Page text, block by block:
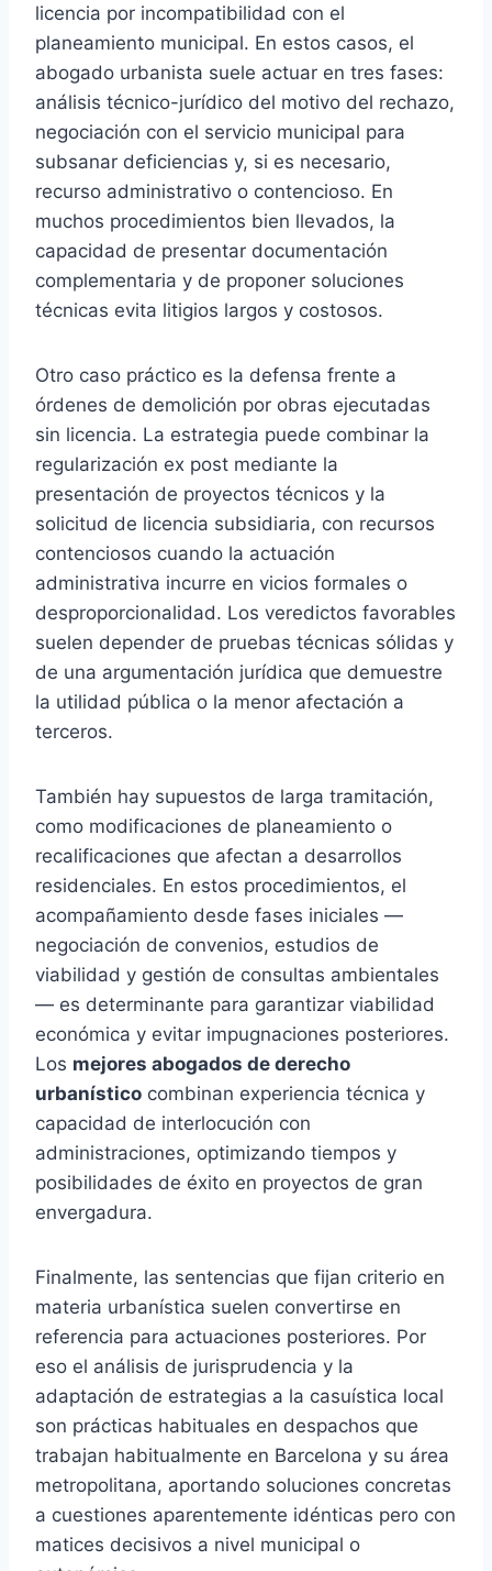
licencia por incompatibilidad con el
planeamiento municipal. En estos casos, el
abogado urbanista suele actuar en tres fases:
análisis técnico-jurídico del motivo del rechazo,
negociación con el servicio municipal para
subsanar deficiencias y, si es necesario,
recurso administrativo o contencioso. En
muchos procedimientos bien llevados, la
capacidad de presentar documentación
complementaria y de proponer soluciones
técnicas evita litigios largos y costosos.
Otro caso práctico es la defensa frente a
órdenes de demolición por obras ejecutadas
sin licencia. La estrategia puede combinar la
regularización ex post mediante la
presentación de proyectos técnicos y la
solicitud de licencia subsidiaria, con recursos
contenciosos cuando la actuación
administrativa incurre en vicios formales o
desproporcionalidad. Los veredictos favorables
suelen depender de pruebas técnicas sólidas y
de una argumentación jurídica que demuestre
la utilidad pública o la menor afectación a
terceros.
También hay supuestos de larga tramitación,
como modificaciones de planeamiento o
recalificaciones que afectan a desarrollos
residenciales. En estos procedimientos, el
acompañamiento desde fases iniciales —
negociación de convenios, estudios de
viabilidad y gestión de consultas ambientales
— es determinante para garantizar viabilidad
económica y evitar impugnaciones posteriores.
Los mejores abogados de derecho
urbanístico combinan experiencia técnica y
capacidad de interlocución con
administraciones, optimizando tiempos y
posibilidades de éxito en proyectos de gran
envergadura.
Finalmente, las sentencias que fijan criterio en
materia urbanística suelen convertirse en
referencia para actuaciones posteriores. Por
eso el análisis de jurisprudencia y la
adaptación de estrategias a la casuística local
son prácticas habituales en despachos que
trabajan habitualmente en Barcelona y su área
metropolitana, aportando soluciones concretas
a cuestiones aparentemente idénticas pero con
matices decisivos a nivel municipal o